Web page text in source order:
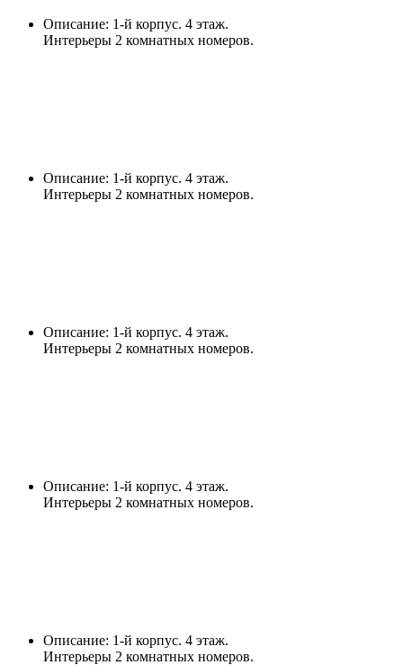
Описание: 1-й корпус. 4 этаж.
Интерьеры 2 комнатных номеров.
Описание: 1-й корпус. 4 этаж.
Интерьеры 2 комнатных номеров.
Описание: 1-й корпус. 4 этаж.
Интерьеры 2 комнатных номеров.
Описание: 1-й корпус. 4 этаж.
Интерьеры 2 комнатных номеров.
Описание: 1-й корпус. 4 этаж.
Интерьеры 2 комнатных номеров.